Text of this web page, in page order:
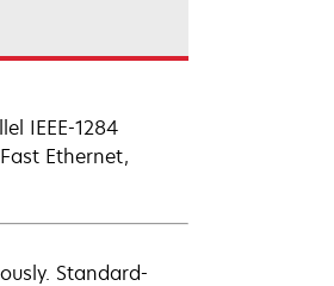
IEEE-1284
Ethernet,
Standard-